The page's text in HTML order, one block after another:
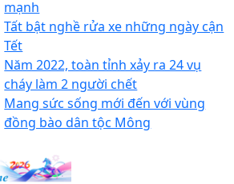
mạnh
Tất bật nghề rửa xe những ngày cận
Tết
Năm 2022, toàn tỉnh xảy ra 24 vụ
cháy làm 2 người chết
Mang sức sống mới đến với vùng
đồng bào dân tộc Mông